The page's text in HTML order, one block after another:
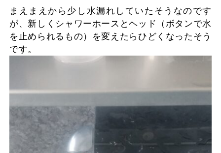
まえまえから少し水漏れしていたそうなのです
が、新しくシャワーホースとヘッド（ボタンで水
を止められるもの）を変えたらひどくなったそう
です。